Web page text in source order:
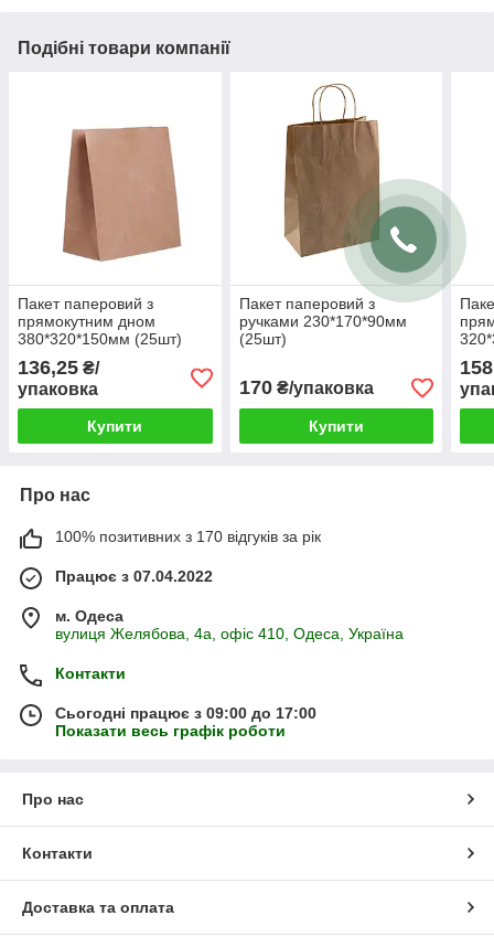
Подібні товари компанії
Пакет паперовий з
прямокутним дном
380*320*150мм (25шт)
136,25 ₴/
упаковка
Купити
Пакет паперовий з
ручками 230*170*90мм
(25шт)
170₴/упаковка
Купити
Про нас
100% позитивних з 170 відгуків за рік
Працює з 07.04.2022
м. Одеса
вулиця Желябова, 4а, офіс 410, Одеса, Україна
Контакти
Сьогодні працює з 09:00 до 17:00
Показати весь графік роботи
Про нас
Контакти
Доставка та оплата